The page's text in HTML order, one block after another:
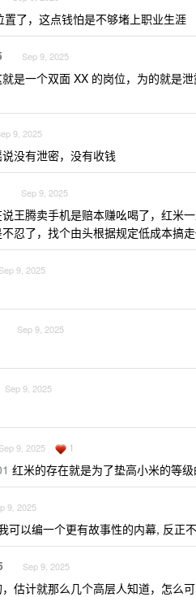
置了，这点钱怕是不够堵上职业生涯
Sep 9, 2025
是一个双面 XX 的岗位，为的就是
9, 2025
没有泄密，没有收钱
Sep 9, 2025
王腾卖手机是赔本赚吆喝了，红米
不忍了，找个由头根据规定低成本搞走
Sep 9, 2025
Sep 9, 2025
Sep 9, 2025
Sep 9, 2025 1
红米的存在就是为了垫高小米的等
9, 2025
可以编一个更有故事性的内幕, 反正
Sep 9, 2025
估计就那么几个高层人知道，怎么